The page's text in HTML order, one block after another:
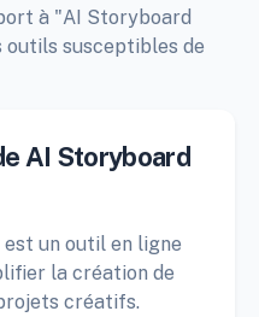
à "AI Storyboard
outils susceptibles de
AI Storyboard
un outil en ligne
la création de
créatifs.